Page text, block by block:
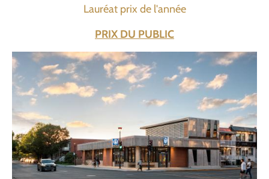
Lauréat prix de l'année
PRIX DU PUBLIC